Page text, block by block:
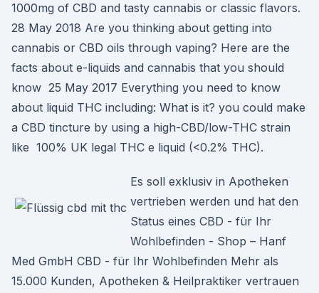
1000mg of CBD and tasty cannabis or classic flavors.
28 May 2018 Are you thinking about getting into
cannabis or CBD oils through vaping? Here are the
facts about e-liquids and cannabis that you should
know 25 May 2017 Everything you need to know
about liquid THC including: What is it? you could make
a CBD tincture by using a high-CBD/low-THC strain
like 100% UK legal THC e liquid (<0.2% THC).
Es soll exklusiv in Apotheken
vertrieben werden und hat den
Status eines CBD - für Ihr
Wohlbefinden - Shop – Hanf
Med GmbH CBD - für Ihr Wohlbefinden Mehr als
15.000 Kunden, Apotheken & Heilpraktiker vertrauen